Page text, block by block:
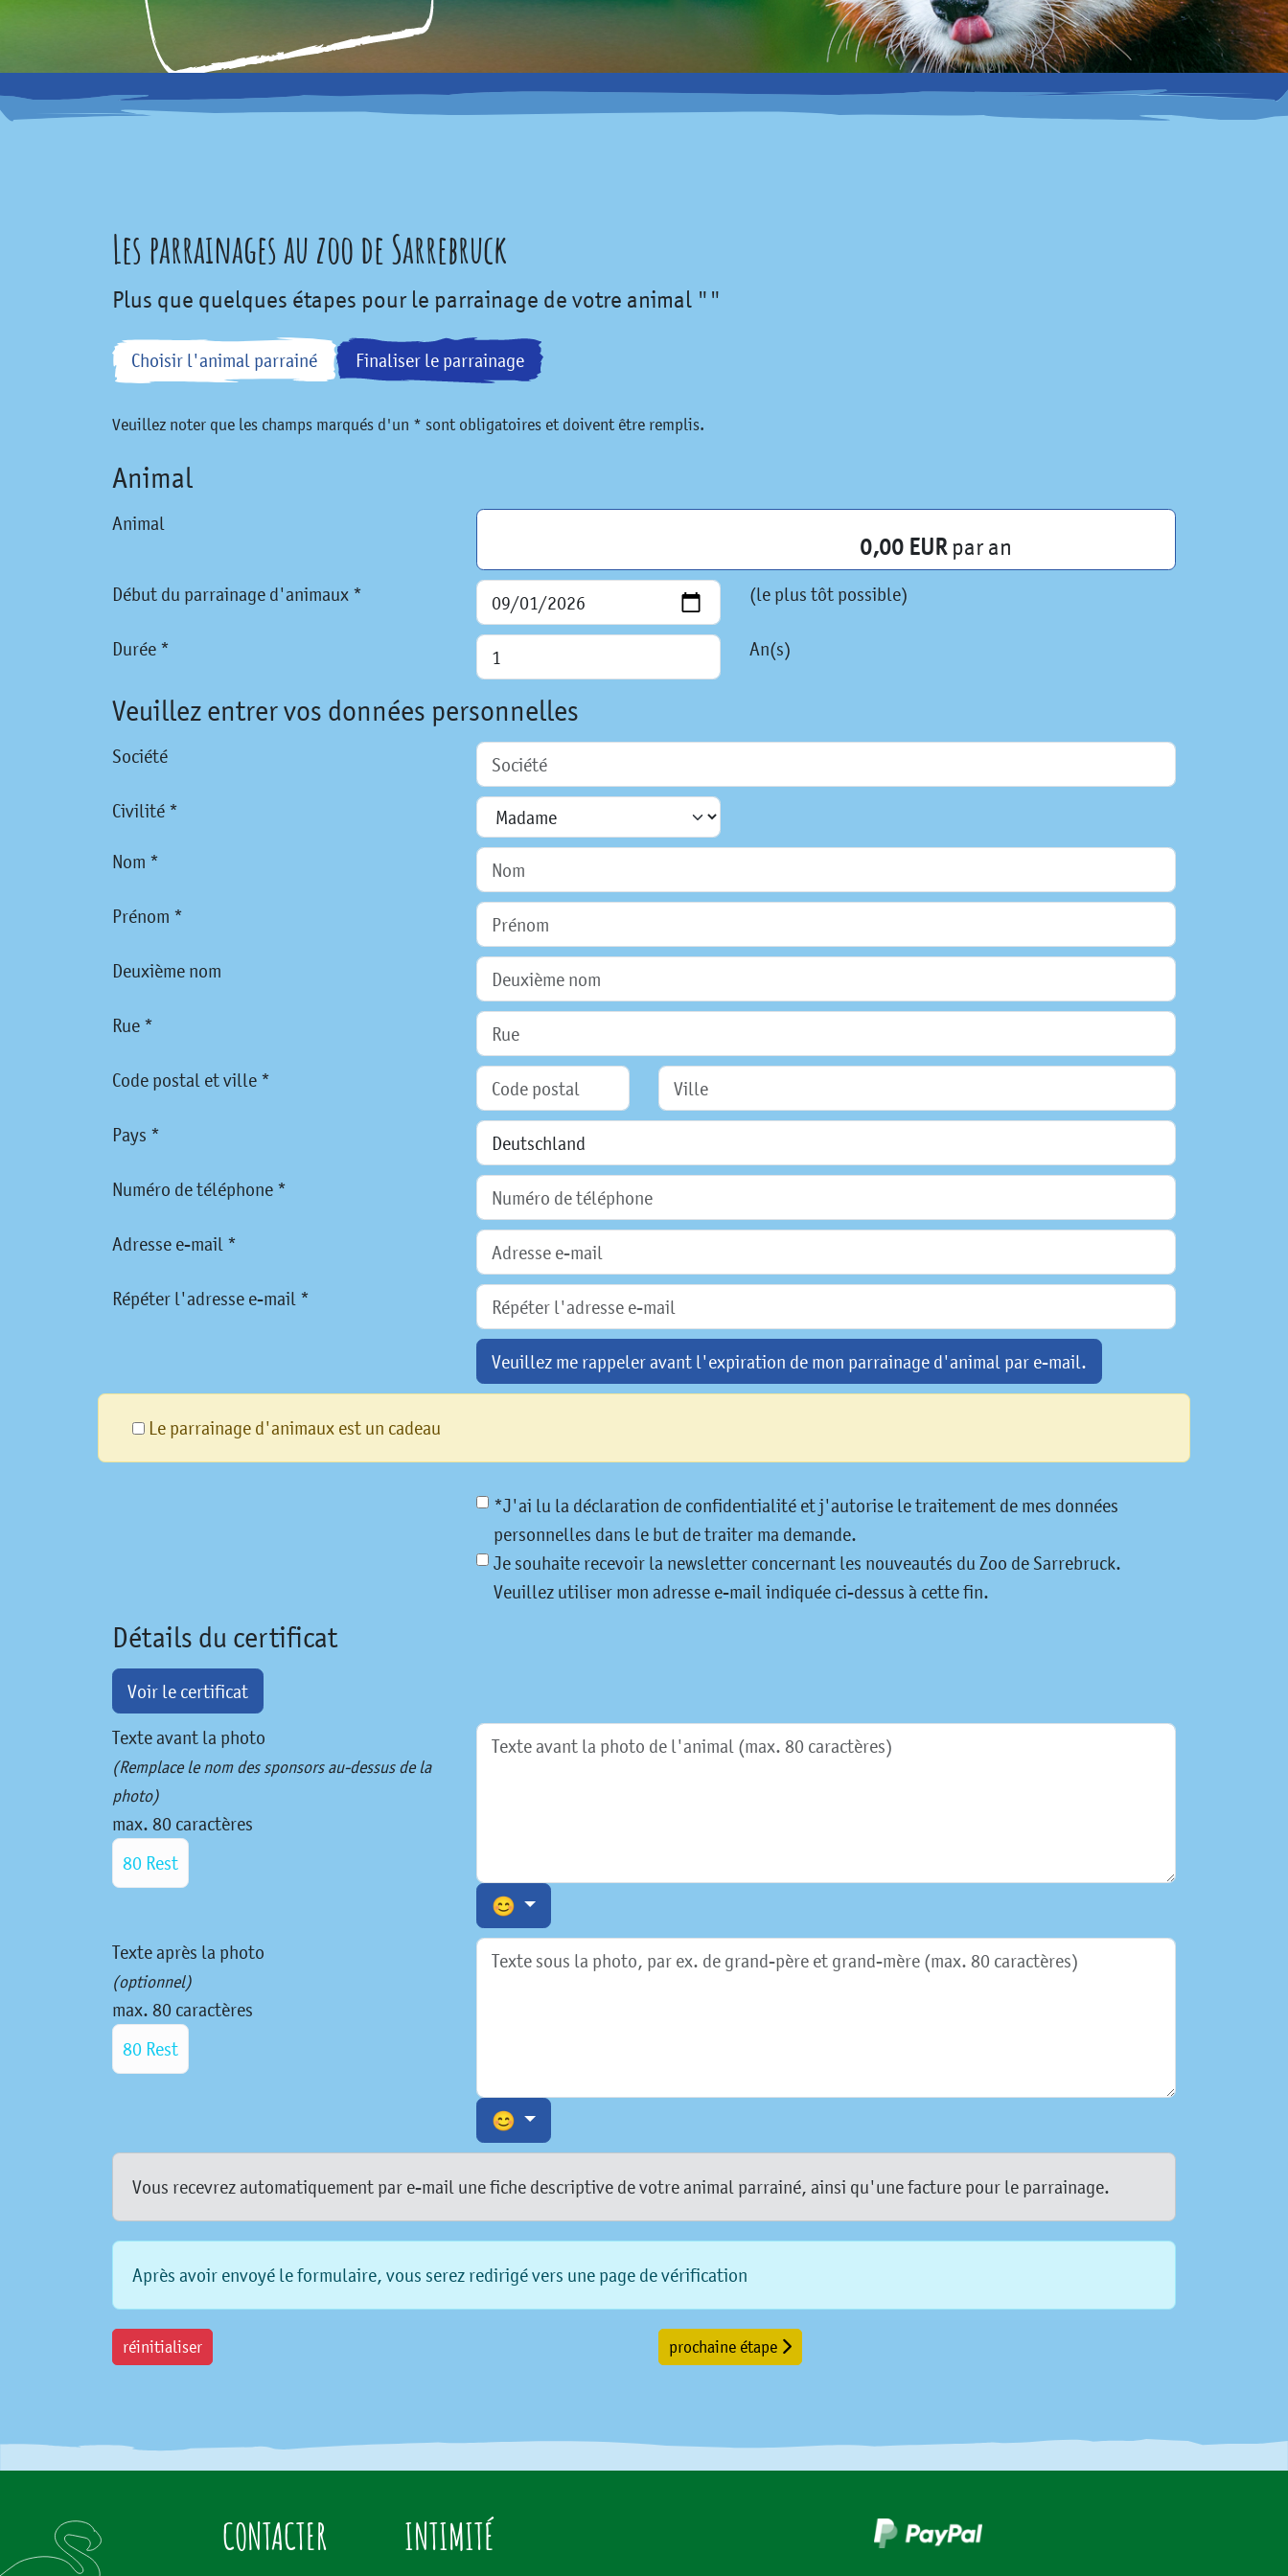
Les parrainages au zoo de Sarrebruck
Plus que quelques étapes pour le parrainage de votre animal ""
Choisir l'animal parrainé Finaliser le parrainage
Veuillez noter que les champs marqués d'un * sont obligatoires et doivent être remplis.
Animal
Animal
0,00 EUR par an
Début du parrainage d'animaux * (le plus tôt possible)
Durée * An(s)
Veuillez entrer vos données personnelles
Société
Civilité *
Nom *
Prénom *
Deuxième nom
Rue *
Code postal et ville *
Pays *
Numéro de téléphone *
Adresse e-mail *
Répéter l'adresse e-mail *
Veuillez me rappeler avant l'expiration de mon parrainage d'animal par e-mail.
Le parrainage d'animaux est un cadeau
*J'ai lu la déclaration de confidentialité et j'autorise le traitement de mes données
personnelles dans le but de traiter ma demande.
Je souhaite recevoir la newsletter concernant les nouveautés du Zoo de Sarrebruck.
Veuillez utiliser mon adresse e-mail indiquée ci-dessus à cette fin.
Détails du certificat
Voir le certificat
Texte avant la photo
(Remplace le nom des sponsors au-dessus de la
photo)
max. 80 caractères
80 Rest
😊
Texte après la photo
(optionnel)
max. 80 caractères
80 Rest
😊
Vous recevrez automatiquement par e-mail une fiche descriptive de votre animal parrainé, ainsi qu'une facture pour le parrainage.
Après avoir envoyé le formulaire, vous serez redirigé vers une page de vérification
réinitialiser prochaine étape
CONTACTER INTIMITÉ